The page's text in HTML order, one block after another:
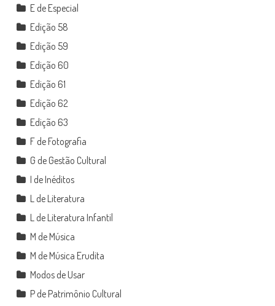
E de Especial
Edição 58
Edição 59
Edição 60
Edição 61
Edição 62
Edição 63
F de Fotografia
G de Gestão Cultural
I de Inéditos
L de Literatura
L de Literatura Infantil
M de Música
M de Música Erudita
Modos de Usar
P de Patrimônio Cultural